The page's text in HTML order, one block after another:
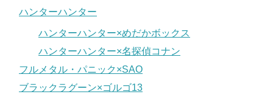
ハンターハンター
ハンターハンター×めだかボックス
ハンターハンター×名探偵コナン
フルメタル・パニック×SAO
ブラックラグーン×ゴルゴ13